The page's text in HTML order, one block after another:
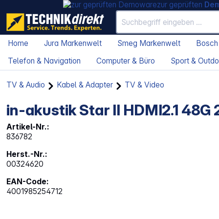
zur geprüften
Home Jura Markenwelt Smeg Markenwelt
Telefon & Navigation
Computer & Büro Sport &
TV & Audio Kabel & Adapter TV & Video
in-akustik Star II HDMI2.1 48G
Artikel-Nr.:
836782
Herst.-Nr.:
00324620
EAN-Code:
4001985254712